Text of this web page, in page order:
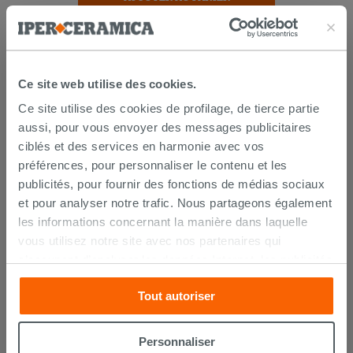
Ce site web utilise des cookies.
Ce site utilise des cookies de profilage, de tierce partie
aussi, pour vous envoyer des messages publicitaires
ciblés et des services en harmonie avec vos
préférences, pour personnaliser le contenu et les
publicités, pour fournir des fonctions de médias sociaux
et pour analyser notre trafic. Nous partageons également
les informations concernant la manière dans laquelle
vous utilisez notre site avec nos partenaires qui
et les réseaux sociaux. Lesdits partenaires pourraient
combiner ces informations avec d’autres que vous leur
avez fournies ou qu’ils ont recueillies à partir de votre
utilisation sur leurs services. Si vous souhaitez en savoir
Tout autoriser
Personnaliser
LIVRAISON GARANTIE
Votre commande seralivrée chez vous en 15 jours
ouvrésà compter de la réception du paiement.
Les échantillons sont habituellement livrés en
quelques jours.
IPERCERAMICA collabore depuis de nombreuses
années avec les plus grandsspécialistes des
transports internationauxet l'expédition des produits
Pour en savoir plus consultez la rubrique